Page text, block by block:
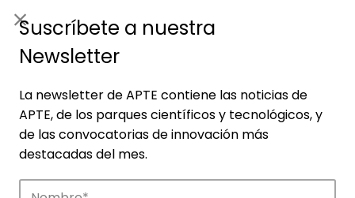
Suscríbete a nuestra
Newsletter
La newsletter de APTE contiene las noticias de
APTE, de los parques científicos y tecnológicos, y
de las convocatorias de innovación más
destacadas del mes.